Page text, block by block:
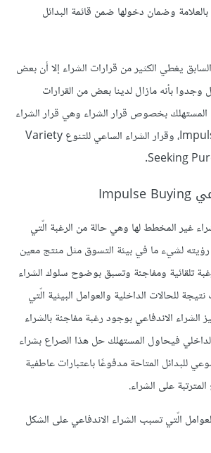
وضمان دخولها ضمن قائمة البدائل
يغطي الكثير من قرارات الشراء إلا أن بعض
وجدوا بأنه مازال لدينا بعض من القرارات
المستهلك بخصوص قرار الشراء وهي قرار الشراء
الاندفاعي Impulse Buying، وقرار الشراء الساعي للتنوع Variety
Seeking
غير المخطط لها وهي حالة من الرغبة الّتي
رؤيته لشيء ما في بيئة التسوق مثل منتج معين
تلقائية ومفاجئة وتسبق بوضوح سلوك الشراء
للحالات الداخلية والعوامل البيئية الّتي
الشراء الاندفاعي بوجود رغبة مفاجئة بالشراء
فيحاول المستهلك حل هذا الصراع بشراء
للبدائل المتاحة مدفوعًا باعتبارات عاطفية
على الشراء.
الّتي تسبب الشراء الاندفاعي على الشكل